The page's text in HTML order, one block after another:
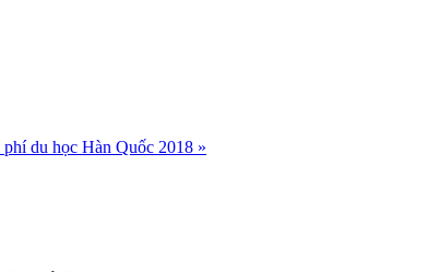
du học Hàn Quốc 2018 »